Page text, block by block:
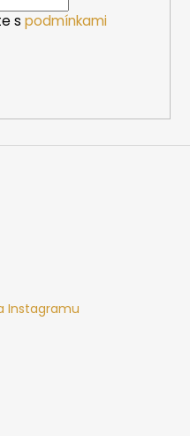
s podmínkami
Instagramu